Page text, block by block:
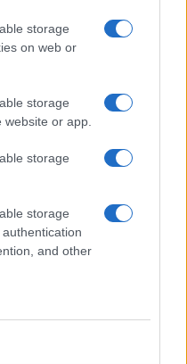
storage
on web or
storage
or app.
storage
storage
and other
a Olbia, nuove regole
due uomini fermati dai
strada statale 125 a
due auto coinvolte: